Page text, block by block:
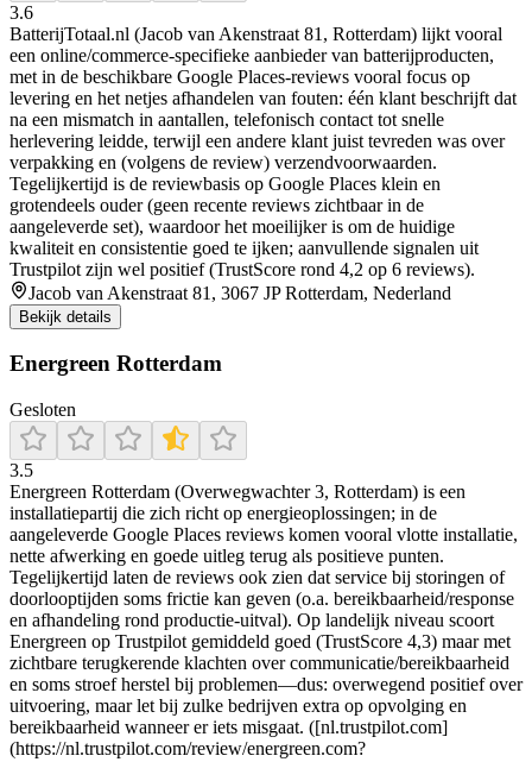
3.6
BatterijTotaal.nl (Jacob van Akenstraat 81, Rotterdam) lijkt vooral
een online/commerce-specifieke aanbieder van batterijproducten,
met in de beschikbare Google Places-reviews vooral focus op
levering en het netjes afhandelen van fouten: één klant beschrijft dat
na een mismatch in aantallen, telefonisch contact tot snelle
herlevering leidde, terwijl een andere klant juist tevreden was over
verpakking en (volgens de review) verzendvoorwaarden.
Tegelijkertijd is de reviewbasis op Google Places klein en
grotendeels ouder (geen recente reviews zichtbaar in de
aangeleverde set), waardoor het moeilijker is om de huidige
kwaliteit en consistentie goed te ijken; aanvullende signalen uit
Trustpilot zijn wel positief (TrustScore rond 4,2 op 6 reviews).
Jacob van Akenstraat 81, 3067 JP Rotterdam, Nederland
Bekijk details
Energreen Rotterdam
Gesloten
3.5
Energreen Rotterdam (Overwegwachter 3, Rotterdam) is een
installatiepartij die zich richt op energieoplossingen; in de
aangeleverde Google Places reviews komen vooral vlotte installatie,
nette afwerking en goede uitleg terug als positieve punten.
Tegelijkertijd laten de reviews ook zien dat service bij storingen of
doorlooptijden soms frictie kan geven (o.a. bereikbaarheid/response
en afhandeling rond productie-uitval). Op landelijk niveau scoort
Energreen op Trustpilot gemiddeld goed (TrustScore 4,3) maar met
zichtbare terugkerende klachten over communicatie/bereikbaarheid
en soms stroef herstel bij problemen—dus: overwegend positief over
uitvoering, maar let bij zulke bedrijven extra op opvolging en
bereikbaarheid wanneer er iets misgaat. ([nl.trustpilot.com]
(https://nl.trustpilot.com/review/energreen.com?